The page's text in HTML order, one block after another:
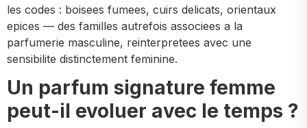
les codes : boisees fumees, cuirs delicats, orientaux
epices — des familles autrefois associees a la
parfumerie masculine, reinterpretees avec une
sensibilite distinctement feminine.
Un parfum signature femme
peut-il evoluer avec le temps ?